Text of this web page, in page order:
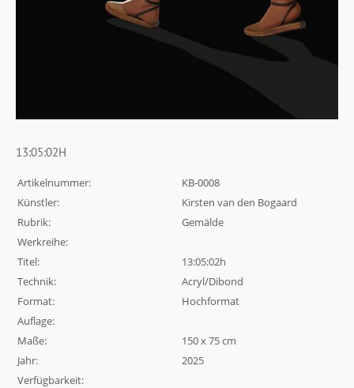
13:05:02H
Artikelnummer:
KB-0008
Künstler:
Kirsten van den Bogaard
Rubrik:
Gemälde
Werkreihe:
Titel:
13:05:02h
Technik:
Acryl/Dibond
Format:
Hochformat
Auflage:
Maße:
150 x 75 cm
Jahr:
2025
Verfügbarkeit: